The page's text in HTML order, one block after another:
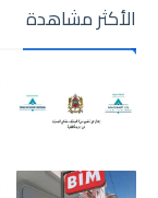
الأكثر مشاهدة